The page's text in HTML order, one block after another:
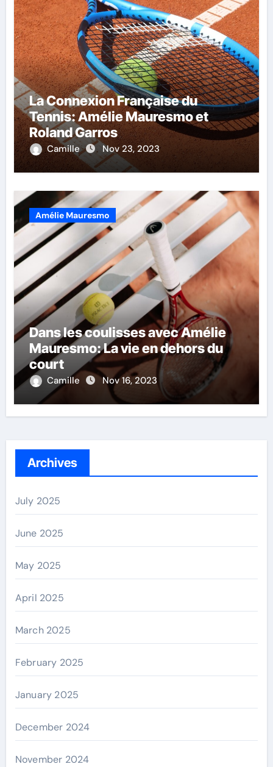
La Connexion Française du
Tennis: Amélie Mauresmo et
Roland Garros
Camille Nov 23, 2023
Amélie Mauresmo
Dans les coulisses avec Amélie
Mauresmo: La vie en dehors du
court
Camille Nov 16, 2023
Archives
July 2025
June 2025
May 2025
April 2025
March 2025
February 2025
January 2025
December 2024
November 2024